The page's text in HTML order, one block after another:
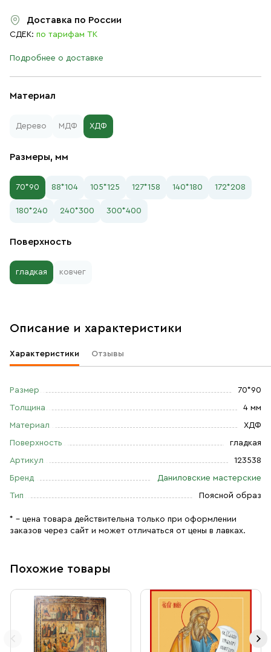
Материал
Дерево МДФ ХДФ
Размеры, мм
70*90 88*104 105*125 127*158 140*180 172*208
180*240 240*300 300*400
Поверхность
гладкая ковчег
Доставка по России
СДЕК: по тарифам ТК
Подробнее о доставке
Описание и характеристики
Характеристики Отзывы
Размер 70*90
Толщина 4 мм
Материал ХДФ
Поверхность гладкая
Артикул 123538
Бренд Даниловские мастерские
Тип Поясной образ
* – цена товара действительна только при оформлении
заказов через сайт и может отличаться от цены в лавках.
Похожие товары